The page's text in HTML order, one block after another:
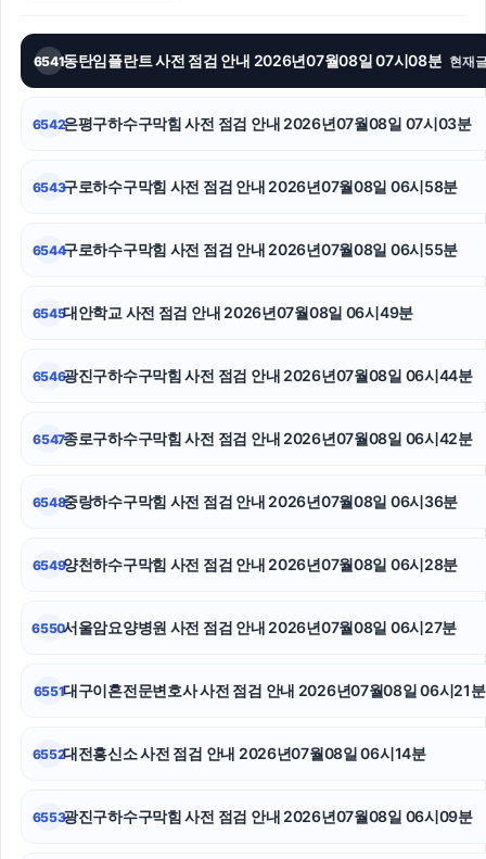
인스타 팔로워
폰테크
이혼변호사
영등포하수구막힘
아파트대출
부산휴대폰성지
용인상간소송변호사
6541동탄임플란트 사전 점검 안내 2026년07월08일 07시08분 현재
6542은평구하수구막힘 사전 점검 안내 2026년07월08일 07시03분
6543구로하수구막힘 사전 점검 안내 2026년07월08일 06시58분
6544구로하수구막힘 사전 점검 안내 2026년07월08일 06시55분
6545대안학교 사전 점검 안내 2026년07월08일 06시49분
6546광진구하수구막힘 사전 점검 안내 2026년07월08일 06시44분
6547종로구하수구막힘 사전 점검 안내 2026년07월08일 06시42분
6548중랑하수구막힘 사전 점검 안내 2026년07월08일 06시36분
6549양천하수구막힘 사전 점검 안내 2026년07월08일 06시28분
6550서울암요양병원 사전 점검 안내 2026년07월08일 06시27분
6551대구이혼전문변호사 사전 점검 안내 2026년07월08일 06시21분
6552대전흥신소 사전 점검 안내 2026년07월08일 06시14분
6553광진구하수구막힘 사전 점검 안내 2026년07월08일 06시09분